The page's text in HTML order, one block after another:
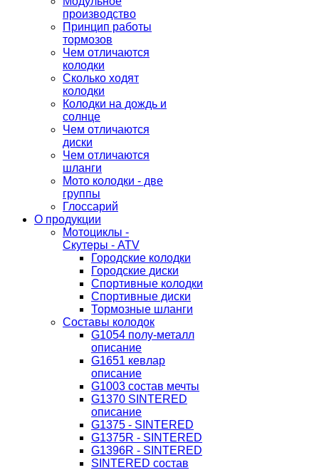
производство
Принцип работы
тормозов
Чем отличаются
колодки
Сколько ходят
колодки
Колодки на дождь и
солнце
Чем отличаются
диски
Чем отличаются
шланги
Мото колодки - две
группы
Глоссарий
О продукции
Мотоциклы -
Скутеры - ATV
Городские колодки
Городские диски
Спортивные колодки
Спортивные диски
Тормозные шланги
Составы колодок
G1054 полу-металл
описание
G1651 кевлар
описание
G1003 состав мечты
G1370 SINTERED
описание
G1375 - SINTERED
G1375R - SINTERED
G1396R - SINTERED
SINTERED состав